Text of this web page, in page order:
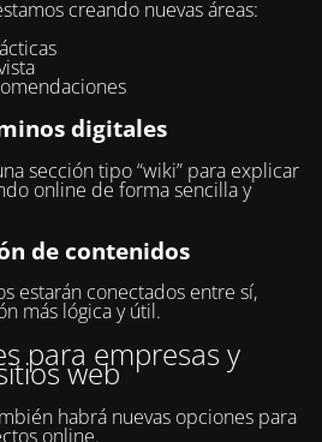
creando nuevas áreas:
digitales
sección tipo “wiki” para explicar
online de forma sencilla y
de contenidos
estarán conectados entre sí,
más lógica y útil.
para empresas y
web
habrá nuevas opciones para
online.